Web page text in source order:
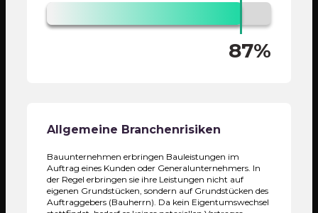
87%
Allgemeine Branchenrisiken
Bauunternehmen erbringen Bauleistungen im
Auftrag eines Kunden oder Generalunternehmers. In
der Regel erbringen sie ihre Leistungen nicht auf
eigenen Grundstücken, sondern auf Grundstücken des
Auftraggebers (Bauherrn). Da kein Eigentumswechsel